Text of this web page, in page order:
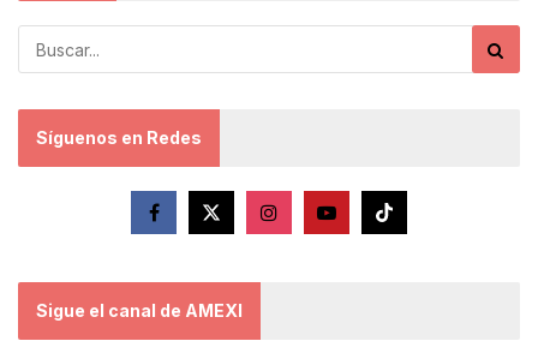
Síguenos en Redes
Sigue el canal de AMEXI